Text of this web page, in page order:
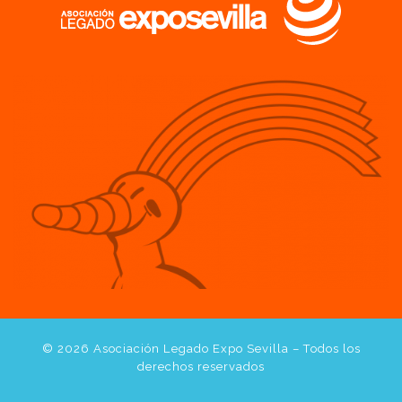
© 2026 Asociación Legado Expo Sevilla – Todos los
derechos reservados